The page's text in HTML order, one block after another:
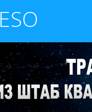
ESO